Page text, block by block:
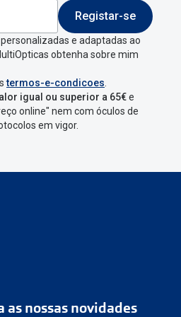
Registar-se
e adaptadas ao
obtenha sobre mim
termos-e-condicoes
igual ou superior a 65€e
online" nem com óculos de
em vigor.
as nossas novidades